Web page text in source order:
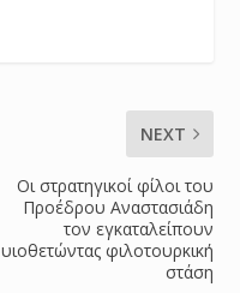
NEXT
Οι στρατηγικοί φίλοι του
Προέδρου Αναστασιάδη
τον εγκαταλείπουν
υιοθετώντας φιλοτουρκική
στάση